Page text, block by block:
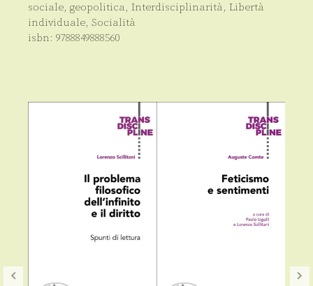
sociale, geopolitica, Interdisciplinarità, Libertà
individuale, Socialità
isbn: 9788849888560